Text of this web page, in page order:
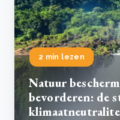
2 min lezen
Natuur
bevorderen: de